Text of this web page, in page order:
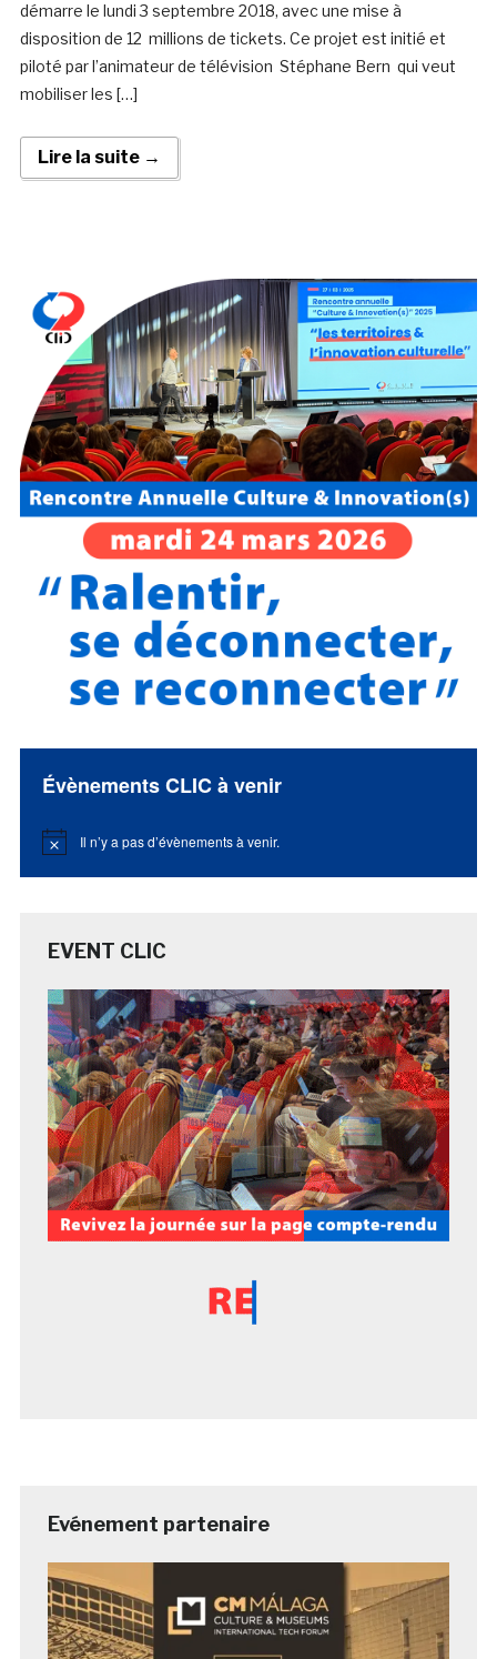
démarre le lundi 3 septembre 2018, avec une mise à
disposition de 12 millions de tickets. Ce projet est initié et
piloté par l’animateur de télévision Stéphane Bern qui veut
mobiliser les […]
Lire la suite →
Évènements CLIC à venir
Notice Il n’y a pas d’évènements à venir.
EVENT CLIC
Evénement partenaire